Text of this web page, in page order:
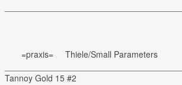
=praxis= Thiele/Small Parameters
Tannoy Gold 15 #2